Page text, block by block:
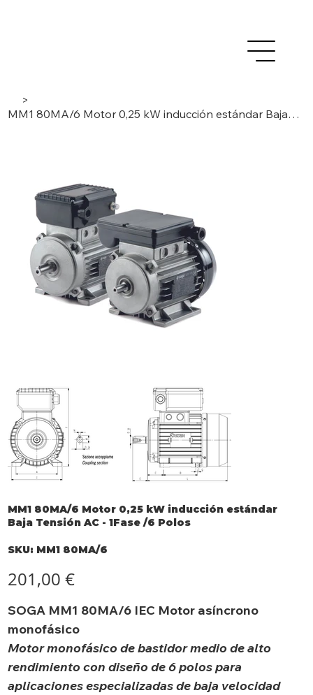
>
MM1 80MA/6 Motor 0,25 kW inducción estándar Baja Tensión AC - 1Fase /6 Polos
MM1 80MA/6 Motor 0,25 kW inducción estándar
Baja Tensión AC - 1Fase /6 Polos
SKU: SKU
MM1
MM1 80MA/6
201,00 €
SOGA MM1 80MA/6 IEC Motor asíncrono
monofásico
Motor monofásico de bastidor medio de alto
rendimiento con diseño de 6 polos para
aplicaciones especializadas de baja velocidad